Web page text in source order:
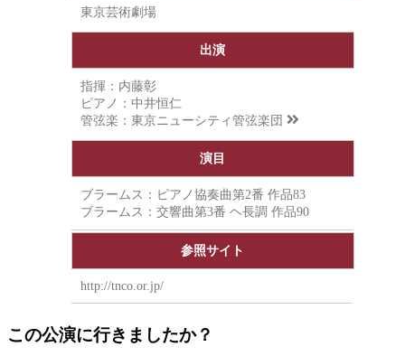
東京芸術劇場
出演
指揮：内藤彰
ピアノ：中井恒仁
管弦楽： 東京ニューシティ管弦楽団
演目
ブラームス：ピアノ協奏曲第2番 作品83
ブラームス：交響曲第3番 ヘ長調 作品90
参照サイト
http://tnco.or.jp/
この公演に行きましたか？